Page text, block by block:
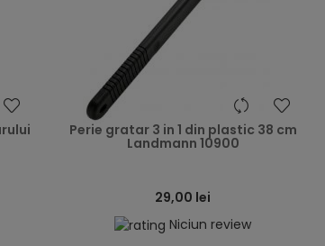
heart
Perie gratar 3 in 1 din plastic 38 cm
Landmann 10900
29,00 lei
Niciun review